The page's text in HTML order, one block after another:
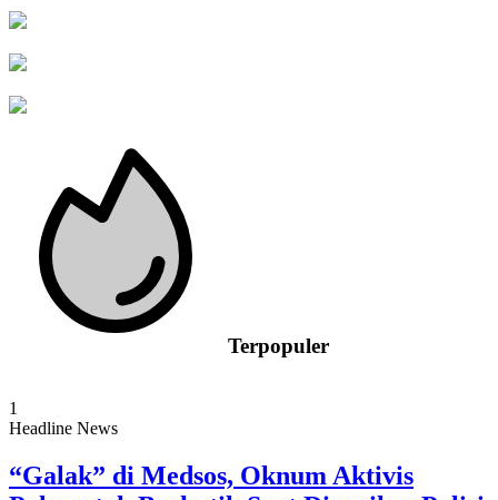
Terpopuler
1
Headline News
“Galak” di Medsos, Oknum Aktivis